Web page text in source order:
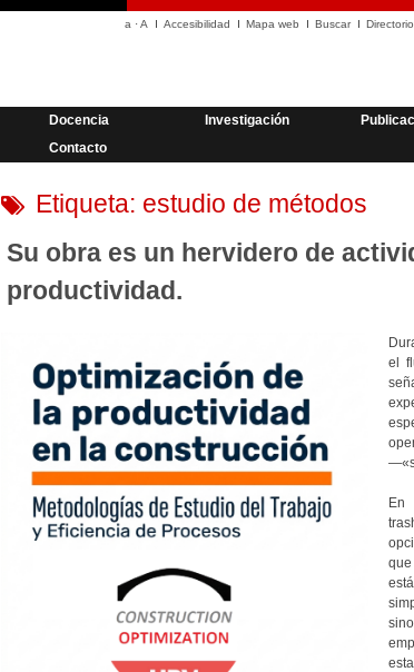
a ·A Accesibilidad Mapa web Buscar Directorio
Docencia Investigación
Contacto
Etiqueta: estudio de métodos
Su obra es un hervidero de
productividad.
el
En